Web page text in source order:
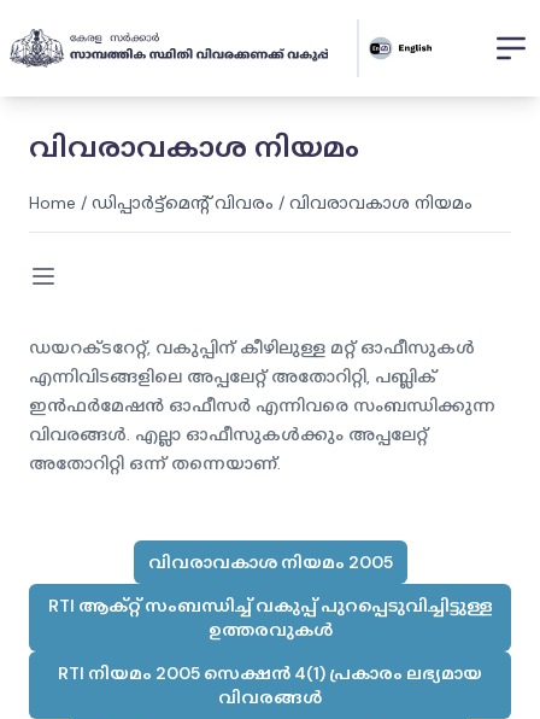
വിവരാവകാശ നിയമം
Home / ഡിപ്പാർട്ട്മെന്റ് വിവരം / വിവരാവകാശ നിയമം
ഡയറക്ടറേറ്റ്, വകുപ്പിന് കീഴിലുള്ള മറ്റ് ഓഫീസുകൾ
എന്നിവിടങ്ങളിലെ അപ്പലേറ്റ് അതോറിറ്റി, പബ്ലിക്
ഇൻഫർമേഷൻ ഓഫീസർ എന്നിവരെ സംബന്ധിക്കുന്ന
വിവരങ്ങൾ. എല്ലാ ഓഫീസുകൾക്കും അപ്പലേറ്റ്
അതോറിറ്റി ഒന്ന് തന്നെയാണ്.
വിവരാവകാശ നിയമം 2005
RTI ആക്റ്റ് സംബന്ധിച്ച് വകുപ്പ് പുറപ്പെടുവിച്ചിട്ടുള്ള
ഉത്തരവുകൾ
RTI നിയമം 2005 സെക്ഷൻ 4(1) പ്രകാരം ലഭ്യമായ
വിവരങ്ങൾ